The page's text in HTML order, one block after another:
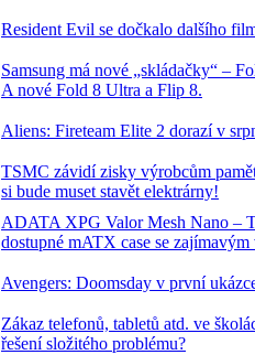
Resident Evil se dočkalo dalšího
Samsung má nové „skládačky“ –
A nové Fold 8 Ultra a Flip 8.
Aliens: Fireteam Elite 2 dorazí v
TSMC závidí zisky výrobcům
si bude muset stavět elektrárny!
ADATA XPG Valor Mesh Nano –
dostupné mATX case se zajímavým
Avengers: Doomsday v první
Zákaz telefonů, tabletů atd. ve
řešení složitého problému?